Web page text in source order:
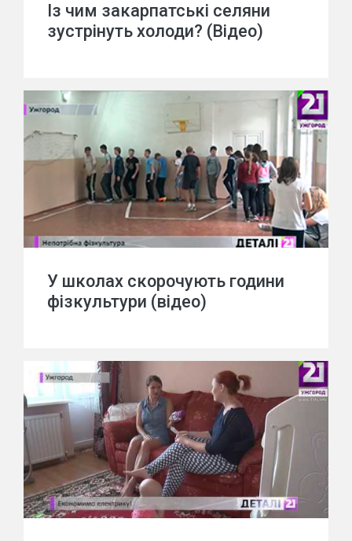
Із чим закарпатські селяни
зустрінуть холоди? (Відео)
У школах скорочують години
фізкультури (відео)